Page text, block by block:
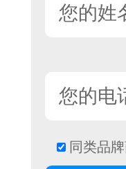
同类品牌